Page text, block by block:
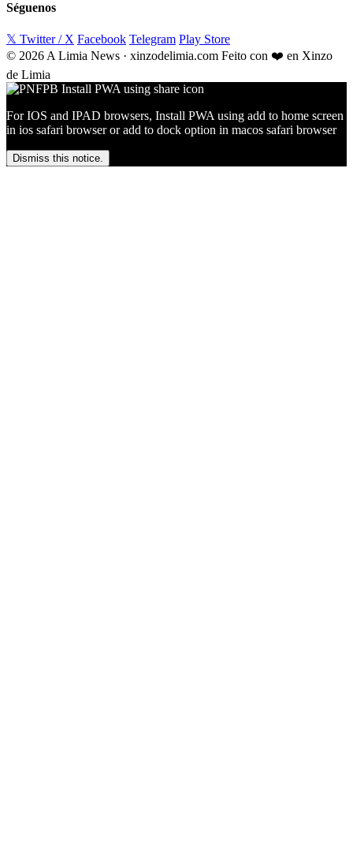
Séguenos
𝕏 Twitter / X Facebook Telegram Play Store
© 2026 A Limia News · xinzodelimia.com Feito con ❤️ en Xinzo
de Limia
For IOS and IPAD browsers, Install PWA using add to home screen
in ios safari browser or add to dock option in macos safari browser
Dismiss this notice.